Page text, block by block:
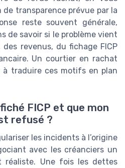
de transparence prévue par la
reste souvent générale,
de savoir si le problème vient
revenus, du fichage FICP
Un courtier en rachat
traduire ces motifs en plan
FICP et que mon
refusé ?
les incidents à l’origine
avec les créanciers un
réaliste. Une fois les dettes